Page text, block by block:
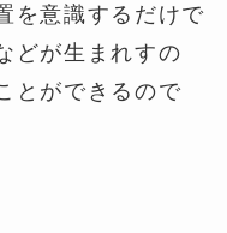
を意識するだけで
どが生まれすの
とができるので